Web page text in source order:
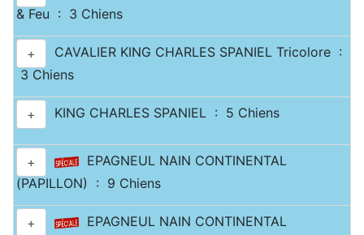
& Feu : 3 Chiens
+
CAVALIER KING CHARLES SPANIEL Tricolore :
3 Chiens
+ KING CHARLES SPANIEL : 5 Chiens
+
EPAGNEUL NAIN CONTINENTAL
(PAPILLON) : 9 Chiens
+
EPAGNEUL NAIN CONTINENTAL